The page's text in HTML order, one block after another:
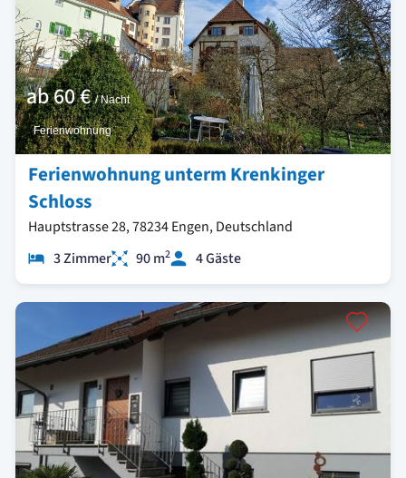
ab60 € / Nacht
Ferienwohnung
Ferienwohnung unterm Krenkinger
Schloss
Hauptstrasse 28, 78234 Engen, Deutschland
3 Zimmer
90 m2 4 Gäste